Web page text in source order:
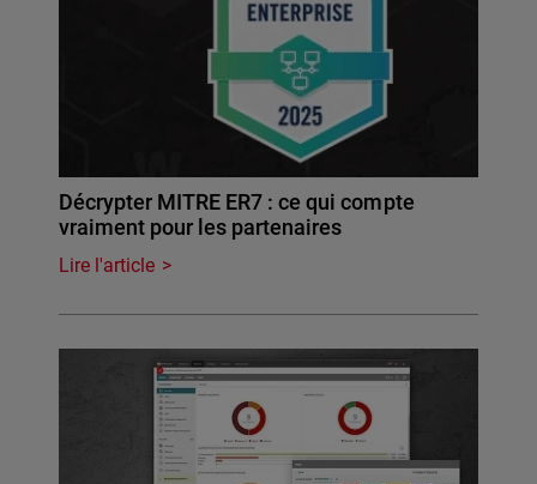
Décrypter MITRE ER7 : ce qui compte
vraiment pour les partenaires
Lire l'article